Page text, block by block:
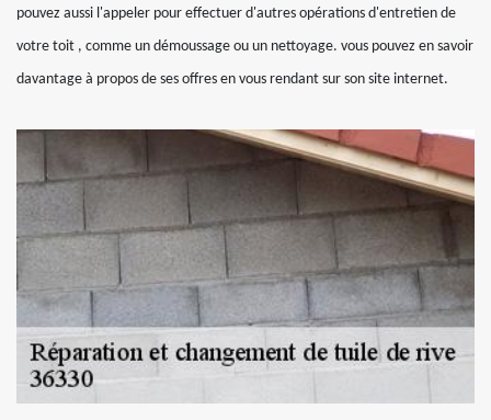
pouvez aussi l'appeler pour effectuer d'autres opérations d'entretien de
votre toit , comme un démoussage ou un nettoyage. vous pouvez en savoir
davantage à propos de ses offres en vous rendant sur son site internet.